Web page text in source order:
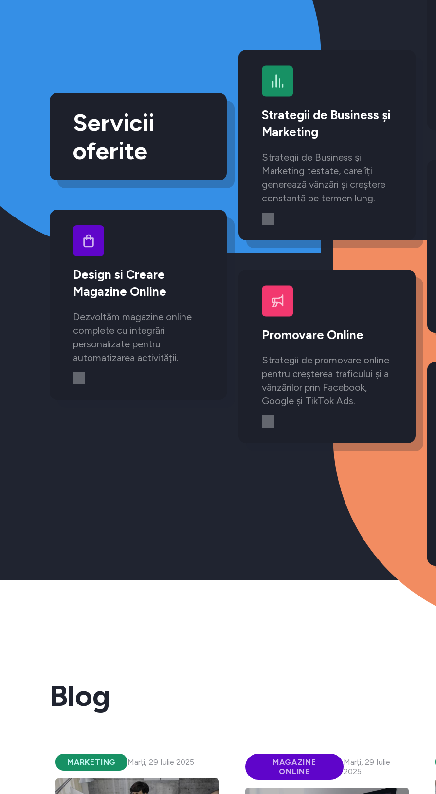
Servicii
oferite
Design si Creare
Magazine Online
Dezvoltăm magazine online
complete cu integrări
personalizate pentru
automatizarea activității.
Strategii de Business și
Marketing
Strategii de Business și
Marketing testate, care îți
generează vânzări și creștere
constantă pe termen lung.
Promovare Online
Strategii de promovare online
pentru creșterea traficului și a
vânzărilor prin Facebook,
Google și TikTok Ads.
Blog
MARKETING Marți, 29 Iulie 2025
MAGAZINE
ONLINE
Marți, 29 Iulie
2025